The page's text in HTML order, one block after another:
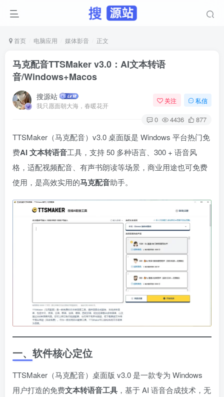
首页 电脑应用 媒体影音 正文
马克配音TTSMaker v3.0：AI文本转语
音/Windows+Macos
搜源站
我只愿面朝大海，春暖花开
关注 私信
0 4436 877
TTSMaker（马克配音）v3.0 桌面版是 Windows 平台热门免
费AI 文本转语音工具，支持 50 多种语言、300 + 语音风
格，适配视频配音、有声书朗读等场景，商业用途也可免费
使用，是高效实用的马克配音助手。
一、软件核心定位
TTSMaker（马克配音）桌面版 v3.0 是一款专为 Windows
用户打造的免费文本转语音工具 ，基于 AI 语音合成技术，无